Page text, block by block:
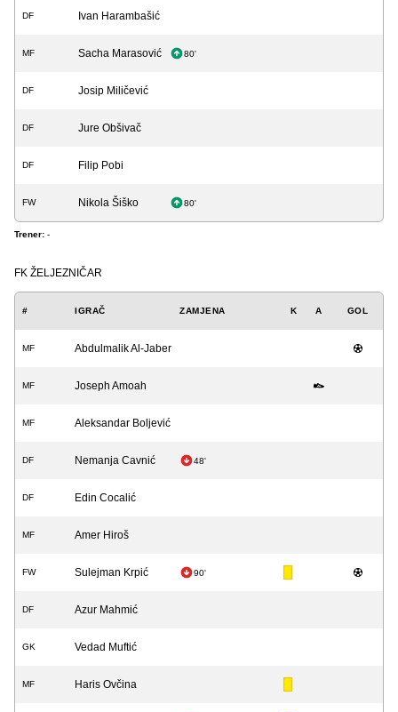
DF Ivan Harambašić
MF Sacha Marasović 80'
DF Josip Miličević
DF Jure Obšivač
DF Filip Pobi
FW Nikola Šiško 80'
Trener: -
FK ŽELJEZNIČAR
# IGRAČ ZAMJENA K A GOL
MF Abdulmalik Al-Jaber
MF Joseph Amoah
MF Aleksandar Boljević
DF Nemanja Cavnić 48'
DF Edin Cocalić
MF Amer Hiroš
FW Sulejman Krpić 90'
DF Azur Mahmić
GK Vedad Muftić
MF Haris Ovčina